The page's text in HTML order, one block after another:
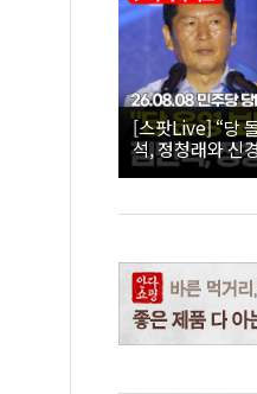
[스팟Live] “당
석, 정청래와 신
당대표·최고위